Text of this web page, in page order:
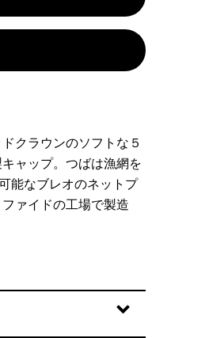
クラウンのソフトな５
ャップ。つばは漁網を
能なブレオのネットプ
ァイドの工場で製造